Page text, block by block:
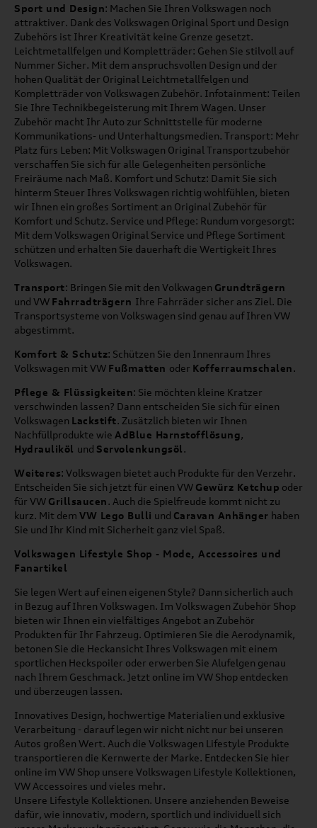
Sport und Design: Machen Sie Ihren Volkswagen noch
attraktiver. Dank des Volkswagen Original Sport und Design
Zubehörs ist Ihrer Kreativität keine Grenze gesetzt.
Leichtmetallfelgen und Kompletträder: Gehen Sie stilvoll auf
Nummer Sicher. Mit dem anspruchsvollen Design und der
hohen Qualität der Original Leichtmetallfelgen und
Kompletträder von Volkswagen Zubehör. Infotainment: Teilen
Sie Ihre Technikbegeisterung mit Ihrem Wagen. Unser
Zubehör macht Ihr Auto zur Schnittstelle für moderne
Kommunikations- und Unterhaltungsmedien. Transport: Mehr
Platz fürs Leben: Mit Volkswagen Original Transportzubehör
verschaffen Sie sich für alle Gelegenheiten persönliche
Freiräume nach Maß. Komfort und Schutz: Damit Sie sich
hinterm Steuer Ihres Volkswagen richtig wohlfühlen, bieten
wir Ihnen ein großes Sortiment an Original Zubehör für
Komfort und Schutz. Service und Pflege: Rundum vorgesorgt:
Mit dem Volkswagen Original Service und Pflege Sortiment
schützen und erhalten Sie dauerhaft die Wertigkeit Ihres
Volkswagen.
Transport: Bringen Sie mit den Volkwagen Grundträgern
und VW Fahrradträgern Ihre Fahrräder sicher ans Ziel. Die
Transportsysteme von Volkswagen sind genau auf Ihren VW
abgestimmt.
Komfort & Schutz: Schützen Sie den Innenraum Ihres
Volkswagen mit VW Fußmatten oder Kofferraumschalen.
Pflege & Flüssigkeiten: Sie möchten kleine Kratzer
verschwinden lassen? Dann entscheiden Sie sich für einen
Volkswagen Lackstift. Zusätzlich bieten wir Ihnen
Nachfüllprodukte wie AdBlue Harnstofflösung,
Hydrauliköl und Servolenkungsöl.
Weiteres: Volkswagen bietet auch Produkte für den Verzehr.
Entscheiden Sie sich jetzt für einen VW Gewürz Ketchup oder
für VW Grillsaucen. Auch die Spielfreude kommt nicht zu
kurz. Mit dem VW Lego Bulli und Caravan Anhänger haben
Sie und Ihr Kind mit Sicherheit ganz viel Spaß.
Volkswagen Lifestyle Shop - Mode, Accessoires und
Fanartikel
Sie legen Wert auf einen eigenen Style? Dann sicherlich auch
in Bezug auf Ihren Volkswagen. Im Volkswagen Zubehör Shop
bieten wir Ihnen ein vielfältiges Angebot an Zubehör
Produkten für Ihr Fahrzeug. Optimieren Sie die Aerodynamik,
betonen Sie die Heckansicht Ihres Volkswagen mit einem
sportlichen Heckspoiler oder erwerben Sie Alufelgen genau
nach Ihrem Geschmack. Jetzt online im VW Shop entdecken
und überzeugen lassen.
Innovatives Design, hochwertige Materialien und exklusive
Verarbeitung - darauf legen wir nicht nicht nur bei unseren
Autos großen Wert. Auch die Volkswagen Lifestyle Produkte
transportieren die Kernwerte der Marke. Entdecken Sie hier
online im VW Shop unsere Volkswagen Lifestyle Kollektionen,
VW Accessoires und vieles mehr.
Unsere Lifestyle Kollektionen. Unsere anziehenden Beweise
dafür, wie innovativ, modern, sportlich und individuell sich